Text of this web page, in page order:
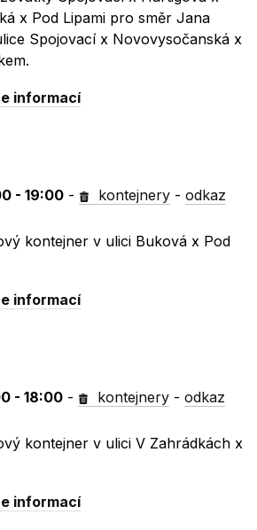
x Pod Lipami pro směr Jana
Spojovací x Novovysočanská x
informací
- 19:00 - kontejnery -odkaz
kontejner v ulici Buková x Pod
informací
- 18:00 - kontejnery -odkaz
kontejner v ulici V Zahrádkách x
informací